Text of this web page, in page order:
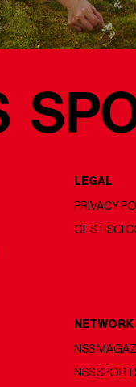
LEGAL
PRIVACY
GESTISCI
NETWORK
NSS
NSS